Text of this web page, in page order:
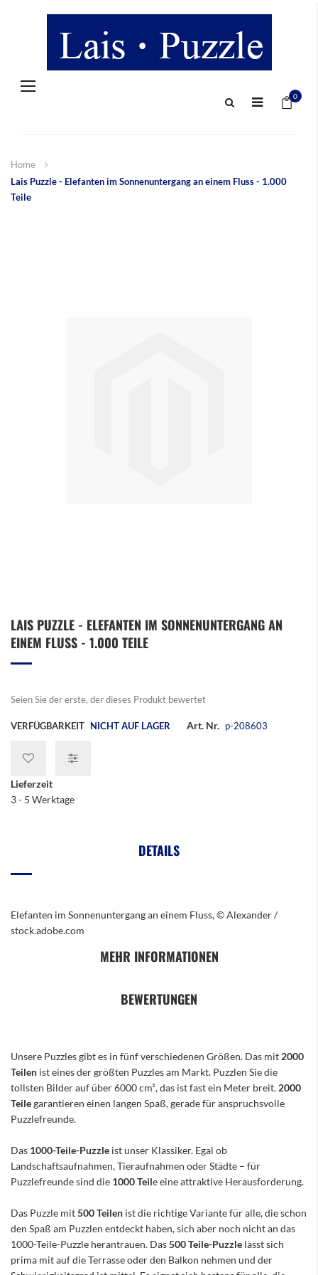
Navigation
0
Home
Lais Puzzle - Elefanten im Sonnenuntergang an einem Fluss - 1.000
Teile
Anfang
der
LAIS PUZZLE - ELEFANTEN IM SONNENUNTERGANG AN
EINEM FLUSS - 1.000 TEILE
Seien Sie der erste, der dieses Produkt bewertet
VERFÜGBARKEIT NICHT AUF LAGER Art. Nr. p-208603
Lieferzeit
3 - 5 Werktage
DETAILS
Elefanten im Sonnenuntergang an einem Fluss, © Alexander /
stock.adobe.com
MEHR INFORMATIONEN
BEWERTUNGEN
Unsere Puzzles gibt es in fünf verschiedenen Größen. Das mit 2000
Teilen ist eines der größten Puzzles am Markt. Puzzlen Sie die
tollsten Bilder auf über 6000 cm², das ist fast ein Meter breit. 2000
Teilegarantieren einen langen Spaß, gerade für anspruchsvolle
Puzzlefreunde.
Das 1000-Teile-Puzzle ist unser Klassiker. Egal ob
Landschaftsaufnahmen, Tieraufnahmen oder Städte – für
Puzzlefreunde sind die 1000 Teile eine attraktive Herausforderung.
Das Puzzle mit500 Teilen ist die richtige Variante für alle, die schon
den Spaß am Puzzlen entdeckt haben, sich aber noch nicht an das
1000-Teile-Puzzle herantrauen. Das500 Teile-Puzzle lässt sich
prima mit auf die Terrasse oder den Balkon nehmen und der